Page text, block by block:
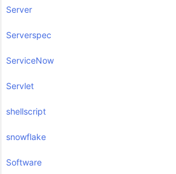
Server
Serverspec
ServiceNow
Servlet
shellscript
snowflake
Software